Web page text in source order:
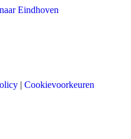
Eindhoven
| Cookievoorkeuren